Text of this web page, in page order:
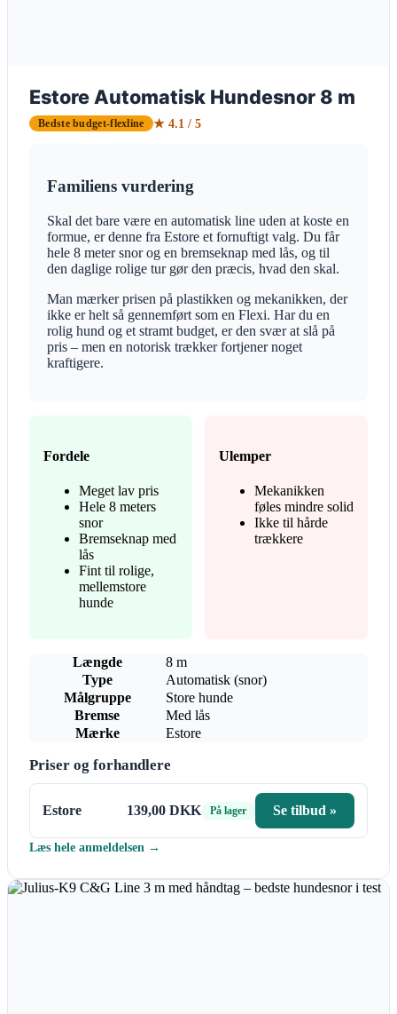
Estore Automatisk Hundesnor 8 m
Bedste budget-flexline ★ 4.1 / 5
Familiens vurdering
Skal det bare være en automatisk line uden at koste en
formue, er denne fra Estore et fornuftigt valg. Du får
hele 8 meter snor og en bremseknap med lås, og til
den daglige rolige tur gør den præcis, hvad den skal.
Man mærker prisen på plastikken og mekanikken, der
ikke er helt så gennemført som en Flexi. Har du en
rolig hund og et stramt budget, er den svær at slå på
pris – men en notorisk trækker fortjener noget
kraftigere.
Fordele
Meget lav pris
Hele 8 meters
snor
Bremseknap med
lås
Fint til rolige,
mellemstore
hunde
Ulemper
Mekanikken
føles mindre solid
Ikke til hårde
trækkere
Længde
8 m
Type
Automatisk (snor)
Målgruppe
Store hunde
Bremse
Med lås
Mærke
Estore
Priser og forhandlere
Estore 139,00 DKK På lager Se tilbud »
Læs hele anmeldelsen →